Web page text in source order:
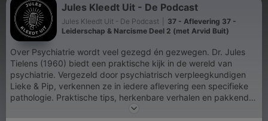
Jules Kleedt Uit - De Podcast
Jules Kleedt Uit - De Podcast
37 - Aflevering 37 -
Leiderschap & Narcisme Deel 2 (met Arvid Buit)
Over Psychiatrie wordt veel gezegd én gezwegen. Dr. Jules
Tielens (1960) biedt een praktische kijk in de wereld van
psychiatrie. Vergezeld door psychiatrisch verpleegkundigen
Lieke & Pip, verkennen ze in iedere aflevering een specifieke
pathologie. Praktische tips, herkenbare verhalen en pakkende
casuistiek. Voor patienten, familieleden en zeker ook